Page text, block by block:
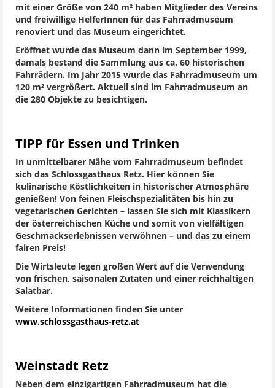
mit einer Größe von 240 m² haben Mitglieder des Vereins
und freiwillige HelferInnen für das Fahrradmuseum
renoviert und das Museum eingerichtet.
Eröffnet wurde das Museum dann im September 1999,
damals bestand die Sammlung aus ca. 60 historischen
Fahrrädern. Im Jahr 2015 wurde das Fahrradmuseum um
120 m² vergrößert. Aktuell sind im Fahrradmuseum an
die 280 Objekte zu besichtigen.
TIPP für Essen und Trinken
In unmittelbarer Nähe vom Fahrradmuseum befindet
sich das Schlossgasthaus Retz. Hier können Sie
kulinarische Köstlichkeiten in historischer Atmosphäre
genießen! Von feinen Fleischspezialitäten bis hin zu
vegetarischen Gerichten – lassen Sie sich mit Klassikern
der österreichischen Küche und somit von vielfältigen
Geschmackserlebnissen verwöhnen – und das zu einem
fairen Preis!
Die Wirtsleute legen großen Wert auf die Verwendung
von frischen, saisonalen Zutaten und einer reichhaltigen
Salatbar.
Weitere Informationen finden Sie unter
www.schlossgasthaus-retz.at
Weinstadt Retz
Neben dem einzigartigen Fahrradmuseum hat die